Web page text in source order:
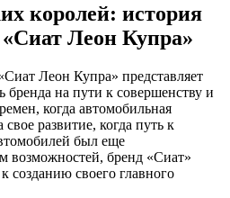
королей: история
Леон Купра»
Леон Купра» представляет
на пути к совершенству и
когда автомобильная
развитие, когда путь к
был еще
возможностей, бренд «Сиат»
созданию своего главного